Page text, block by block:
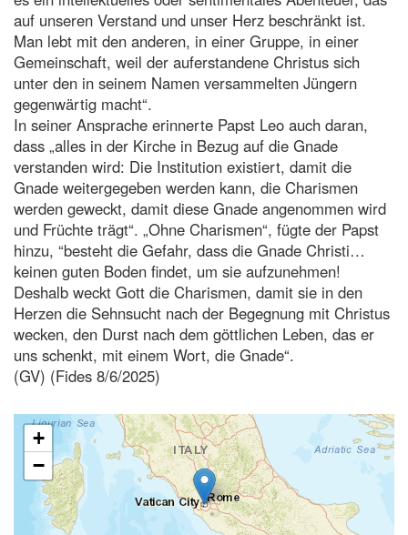
auf unseren Verstand und unser Herz beschränkt ist.
Man lebt mit den anderen, in einer Gruppe, in einer
Gemeinschaft, weil der auferstandene Christus sich
unter den in seinem Namen versammelten Jüngern
gegenwärtig macht“.
In seiner Ansprache erinnerte Papst Leo auch daran,
dass „alles in der Kirche in Bezug auf die Gnade
verstanden wird: Die Institution existiert, damit die
Gnade weitergegeben werden kann, die Charismen
werden geweckt, damit diese Gnade angenommen wird
und Früchte trägt“. „Ohne Charismen“, fügte der Papst
hinzu, “besteht die Gefahr, dass die Gnade Christi…
keinen guten Boden findet, um sie aufzunehmen!
Deshalb weckt Gott die Charismen, damit sie in den
Herzen die Sehnsucht nach der Begegnung mit Christus
wecken, den Durst nach dem göttlichen Leben, das er
uns schenkt, mit einem Wort, die Gnade“.
(GV) (Fides 8/6/2025)
+
−